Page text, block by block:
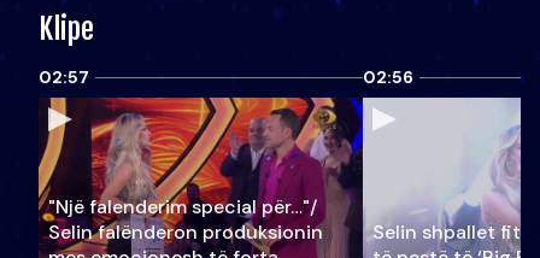
Klipe
02:57
"Një falenderim special për…"/
Selin falënderon produksionin
02:56
Selin shpallet